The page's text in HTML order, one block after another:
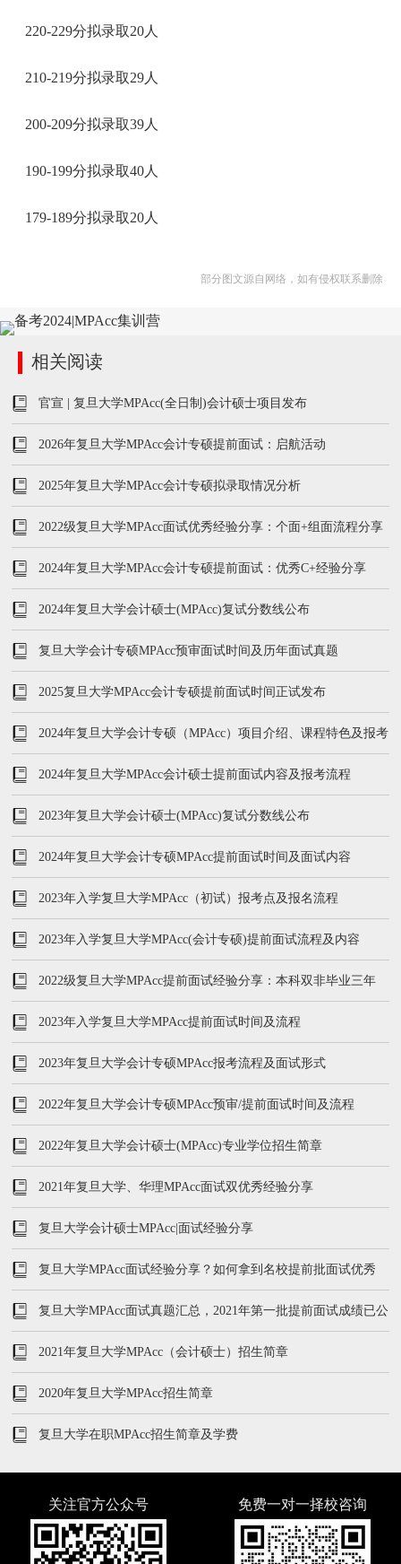
220-229分拟录取20人
210-219分拟录取29人
200-209分拟录取39人
190-199分拟录取40人
179-189分拟录取20人
部分图文源自网络，如有侵权联系删除
相关阅读
官宣 | 复旦大学MPAcc(全日制)会计硕士项目发布
2026年复旦大学MPAcc会计专硕提前面试：启航活动
2025年复旦大学MPAcc会计专硕拟录取情况分析
2022级复旦大学MPAcc面试优秀经验分享：个面+组面流程分享
2024年复旦大学MPAcc会计专硕提前面试：优秀C+经验分享
2024年复旦大学会计硕士(MPAcc)复试分数线公布
复旦大学会计专硕MPAcc预审面试时间及历年面试真题
2025复旦大学MPAcc会计专硕提前面试时间正试发布
2024年复旦大学会计专硕（MPAcc）项目介绍、课程特色及报考
流程
2024年复旦大学MPAcc会计硕士提前面试内容及报考流程
2023年复旦大学会计硕士(MPAcc)复试分数线公布
2024年复旦大学会计专硕MPAcc提前面试时间及面试内容
2023年入学复旦大学MPAcc（初试）报考点及报名流程
2023年入学复旦大学MPAcc(会计专硕)提前面试流程及内容
2022级复旦大学MPAcc提前面试经验分享：本科双非毕业三年
2023年入学复旦大学MPAcc提前面试时间及流程
2023年复旦大学会计专硕MPAcc报考流程及面试形式
2022年复旦大学会计专硕MPAcc预审/提前面试时间及流程
2022年复旦大学会计硕士(MPAcc)专业学位招生简章
2021年复旦大学、华理MPAcc面试双优秀经验分享
复旦大学会计硕士MPAcc|面试经验分享
复旦大学MPAcc面试经验分享？如何拿到名校提前批面试优秀
复旦大学MPAcc面试真题汇总，2021年第一批提前面试成绩已公
布
2021年复旦大学MPAcc（会计硕士）招生简章
2020年复旦大学MPAcc招生简章
复旦大学在职MPAcc招生简章及学费
关注官方公众号 免费一对一择校咨询